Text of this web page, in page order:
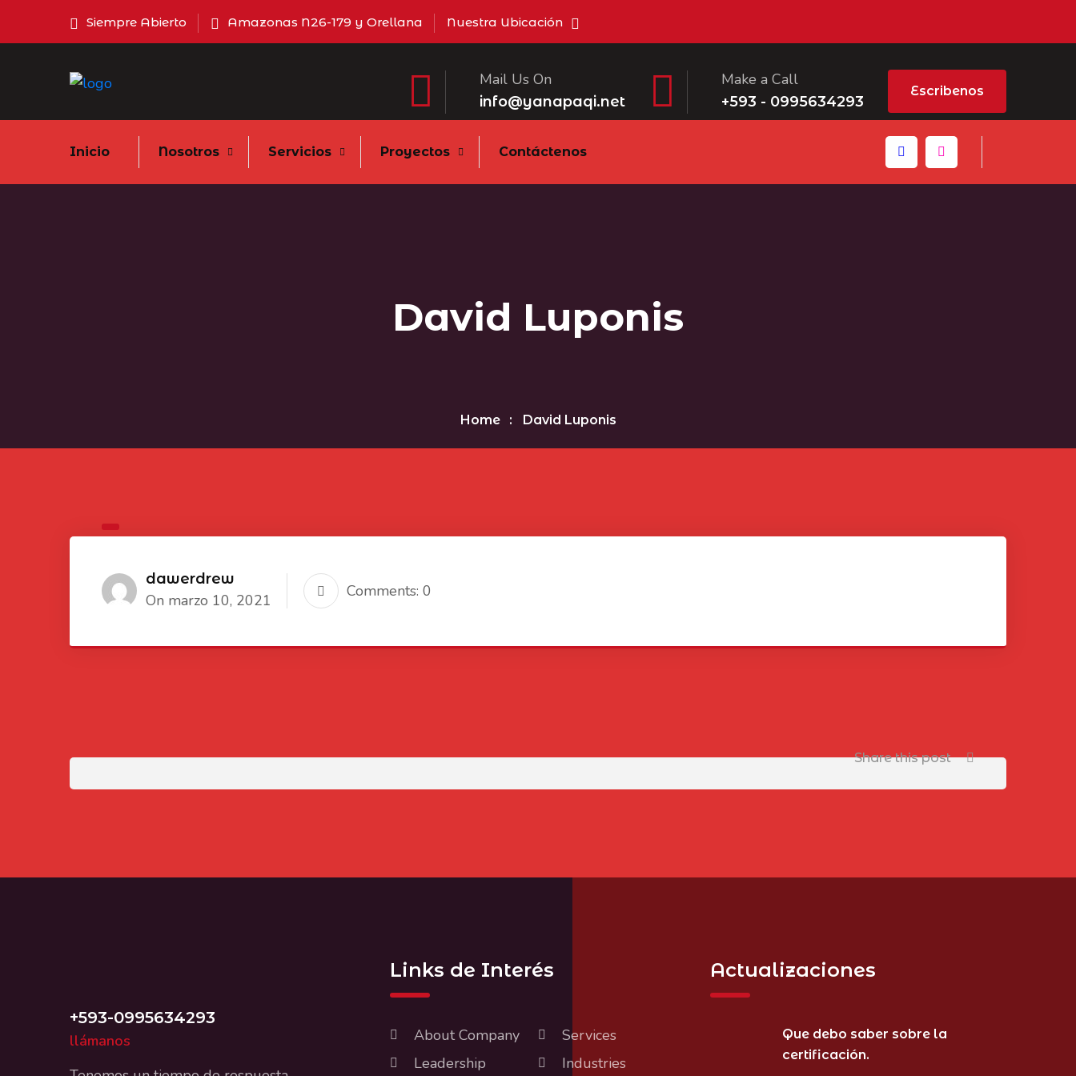
Siempre Abierto Amazonas N26-179 y Orellana Nuestra Ubicación
Mail Us On
info@yanapaqi.net
Make a Call
+593 - 0995634293
Escribenos
Inicio Nosotros Servicios Proyectos Contáctenos
David Luponis
Home David Luponis
dawerdrew
On marzo 10, 2021 Comments: 0
Share this post
+593-0995634293
llámanos
Links de Interés
About Company
Services
Leadership
Industries
Actualizaciones
Que debo saber sobre la
certificación.